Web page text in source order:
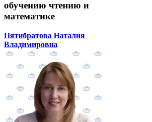
обучению чтению и
математике
Пятибратова Наталия
Владимировна